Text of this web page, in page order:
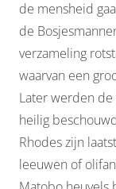
de mensheid
de
verzameling
waarvan een
Later werden
heilig
Rhodes zijn
leeuwen of